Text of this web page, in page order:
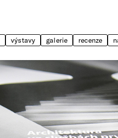
výstavy galerie recenze